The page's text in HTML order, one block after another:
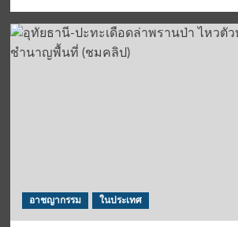
อาชญากรรม ในประเทศ